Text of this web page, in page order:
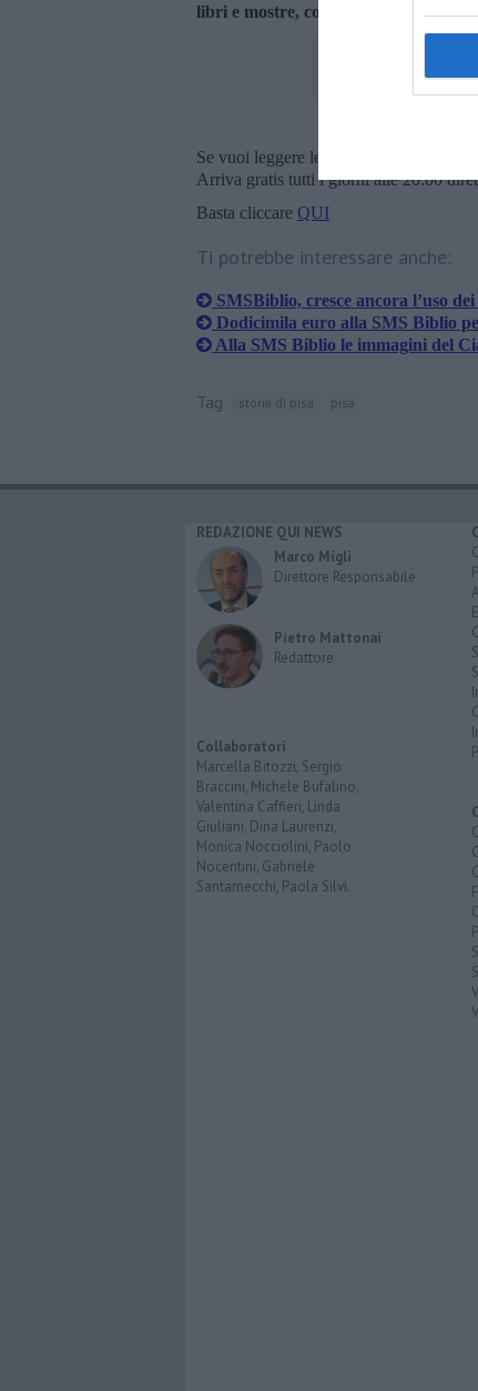
libri e mostre, confermandosi uno
Se vuoi leggere le notizie principali
Arriva gratis tutti i giorni alle 20:00
Basta cliccare QUI
Ti potrebbe interessare anche:
SMSBiblio, cresce ancora l’uso
Dodicimila euro alla SMS Biblio
Alla SMS Biblio le immagini del
Tag storia di pisa pisa
REDAZIONE QUI NEWS
Marco Migli
Direttore Responsabile
Pietro Mattonai
Redattore
Collaboratori
Marcella Bitozzi, Sergio
Braccini, Michele Bufalino,
Valentina Caffieri, Linda
Giuliani, Dina Laurenzi,
Monica Nocciolini, Paolo
Nocentini, Gabriele
Santarnecchi, Paola Silvi.